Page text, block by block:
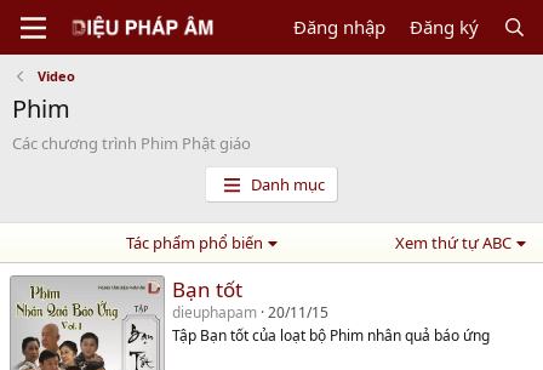
Đăng nhập Đăng ký
Video
Phim
Các chương trình Phim Phật giáo
Danh mục
Tác phẩm phổ biến Xem thứ tự ABC
Bạn tốt
dieuphapam 20/11/15
Tập Bạn tốt của loạt bộ Phim nhân quả báo ứng